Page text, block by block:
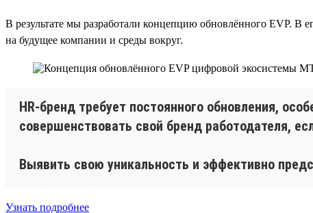
В результате мы разработали концепцию обновлённого EVP.
на будущее компании и среды вокруг.
HR-бренд требует постоянного обновления,
совершенствовать свой бренд работодателя,
Выявить свою уникальность и эффективно
Узнать подробнее